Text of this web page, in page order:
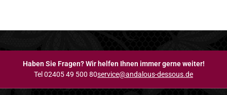
Haben Sie Fragen? Wir helfen Ihnen immer gerne weiter!
Tel 02405 49 500 80service@andalous-dessous.de